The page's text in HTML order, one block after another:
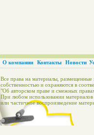
О компании Контакты Новости
Все права на материалы, размещенные
собственностью и охраняются в
"Об авторском праве и смежных
При любом использовании
или частичное воспроизведение